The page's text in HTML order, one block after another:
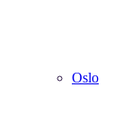
Oslo